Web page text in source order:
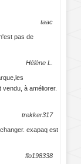
taac
pas de
Hélène L.
à améliorer.
trekker317
exapaq est
flo198338